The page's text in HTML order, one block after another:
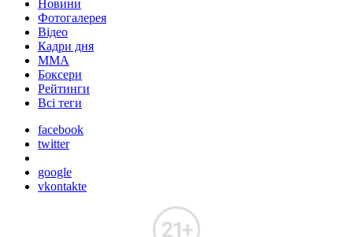
Новини
Фотогалерея
Відео
Кадри дня
ММА
Боксери
Рейтинги
Всі теги
facebook
twitter
google
vkontakte